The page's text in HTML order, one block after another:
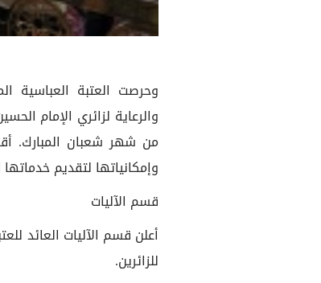
وحرصت العتبة العباسية
والرعاية لزائري الإمام
من شهر شعبان المبارك.
وإمكانياتها لتقديم خدماتها
قسم الآليات
للزائرين.